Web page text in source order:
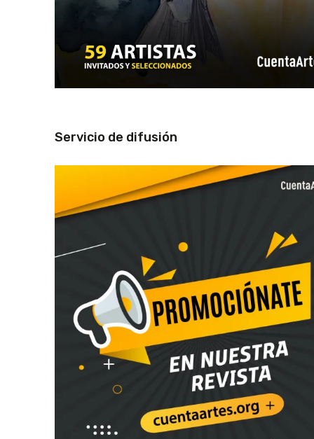
Servicio de difusión